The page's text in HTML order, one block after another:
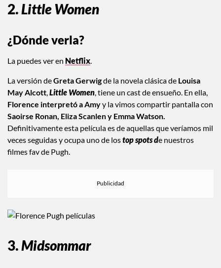
2.Little Women
¿Dónde verla?
La puedes ver en Netflix.
La versión deGreta Gerwigde la novela clásica de Louisa
May Alcott,Little Women, tiene un cast de ensueño. En ella,
Florence interpretó a Amyy la vimos compartir pantalla con
Saoirse Ronan, Eliza Scanlen y Emma Watson.
Definitivamente esta película es de aquellas que veríamos mil
veces seguidas y ocupa uno de lostop spots de nuestros
filmes fav de Pugh.
3. Midsommar